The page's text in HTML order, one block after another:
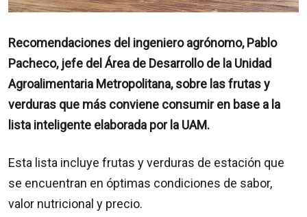
Recomendaciones del ingeniero agrónomo, Pablo
Pacheco, jefe del Área de Desarrollo de la Unidad
Agroalimentaria Metropolitana, sobre las frutas y
verduras que más conviene consumir en base a la
lista inteligente elaborada por la UAM.
Esta lista incluye frutas y verduras de estación que
se encuentran en óptimas condiciones de sabor,
valor nutricional y precio.